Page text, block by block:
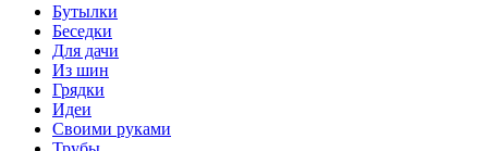
Бутылки
Беседки
Для дачи
Из шин
Грядки
Идеи
Своими руками